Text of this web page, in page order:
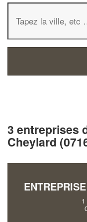
3 entreprises
Cheylard